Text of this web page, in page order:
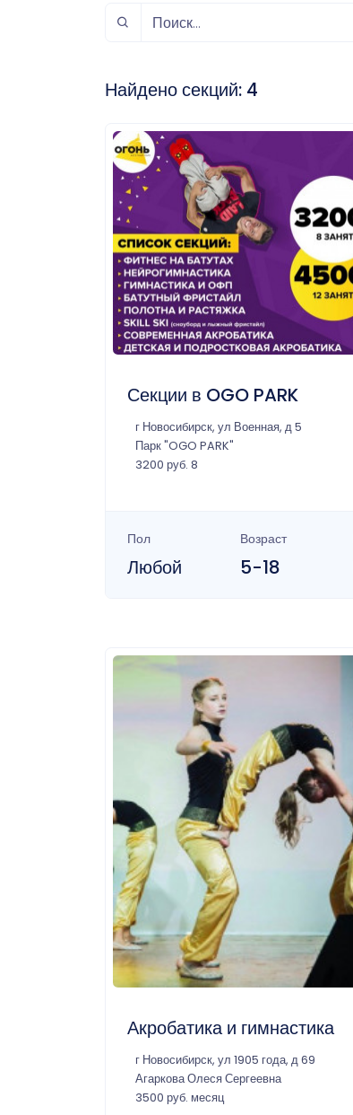
Индивидуально-
Найдено секций: 4
Секции в OGO PARK
г Новосибирск, ул Военная, д 5
Парк "OGO PARK"
3200 руб. 8
Пол
Любой
Возраст
5-18
Акробатика и гимнастика
г Новосибирск, ул 1905 года, д 69
Агаркова Олеся Сергеевна
3500 руб. месяц